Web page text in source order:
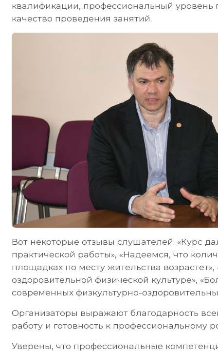
квалификации, профессиональный уровень
качество проведения занятий.
Вот некоторые отзывы слушателей: «Курс
практической работы», «Надеемся, что
площадках по месту жительства
оздоровительной физической культуре»,
современных физкультурно-
Организаторы выражают благодарность
работу и готовность к профессиональному
Уверены, что профессиональные